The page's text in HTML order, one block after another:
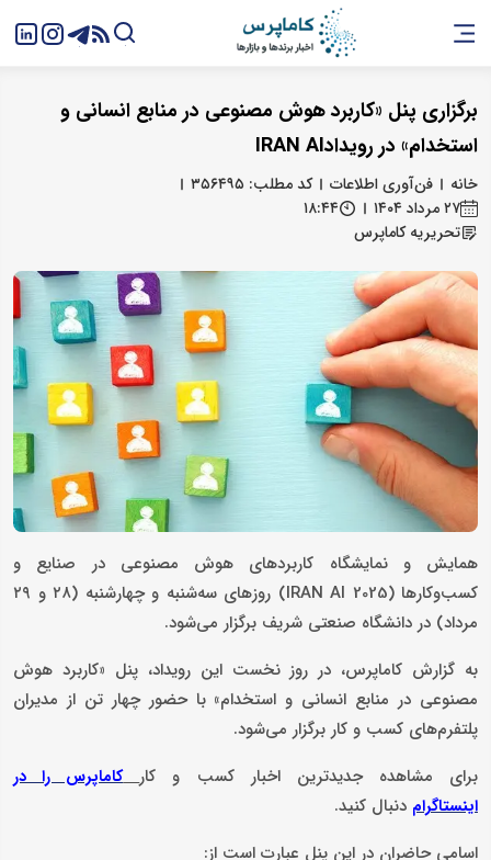
برگزاری پنل «کاربرد هوش مصنوعی در منابع انسانی و
استخدام» در رویدادIRAN AI
خانه فن‌آوری اطلاعات
کد مطلب: ۳۵۶۴۹۵
۲۷ مرداد ۱۴۰۴
۱۸:۴۴
تحریریه کاماپرس
همایش و نمایشگاه کاربردهای هوش مصنوعی در صنایع و
کسب‌وکارها (IRAN AI 2025) روزهای سه‌شنبه و چهارشنبه (۲۸ و ۲۹
مرداد) در دانشگاه صنعتی شریف برگزار می‌شود.
به گزارش کاماپرس، در روز نخست این رویداد، پنل «کاربرد هوش
مصنوعی در منابع انسانی و استخدام» با حضور چهار تن از مدیران
پلتفرم‌های کسب و کار برگزار می‌شود.
برای مشاهده جدیدترین اخبار کسب و کار
کاماپرس را در
اینستاگرام دنبال کنید.
اسامی حاضران در این پنل عبارت است از: